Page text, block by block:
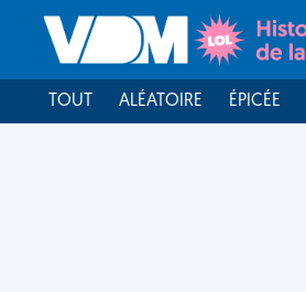
TOUT ALÉATOIRE ÉPICÉE